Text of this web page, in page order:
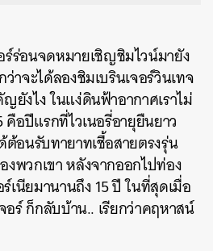
ร์ร่อนจดหมายเชิญชิมไวน์มายัง
าจะได้ลองชิมเบรินเจอร์วินเทจ
ยังไง ในแง่ดินฟ้าอากาศเราไม่
อปีแรกที่ไวเนอรี่อายุยืนยาว
อนรับทายาทเชื้อสายตรงรุ่น
พวกเขา หลังจากออกไปท่อง
นียมานานถึง 15 ปี ในที่สุดเมื่อ
อร์ ก็กลับบ้าน.. เรียกว่าคฤหาสน์